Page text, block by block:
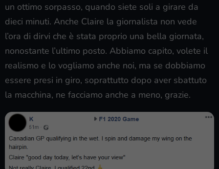
un ottimo sorpasso, quando siete soli a girare da
dieci minuti. Anche Claire la giornalista non vede
l’ora di dirvi che è stata proprio una bella giornata,
nonostante l’ultimo posto. Abbiamo capito, volete il
realismo e lo vogliamo anche noi, ma se dobbiamo
essere presi in giro, soprattutto dopo aver sbattuto
la macchina, ne facciamo anche a meno, grazie.